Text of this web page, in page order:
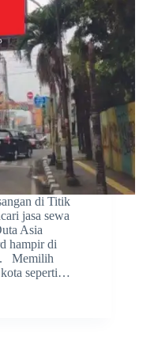
di Titik
jasa sewa
Asia
hampir di
Memilih
kota seperti…